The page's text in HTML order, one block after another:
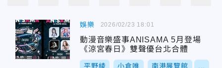
娛樂
動漫音樂盛事ANISAMA 5月登場
《涼宮春日》雙聲優台北合體
平野綾 小倉唯 南港展覽館
2026/02/23 18:01